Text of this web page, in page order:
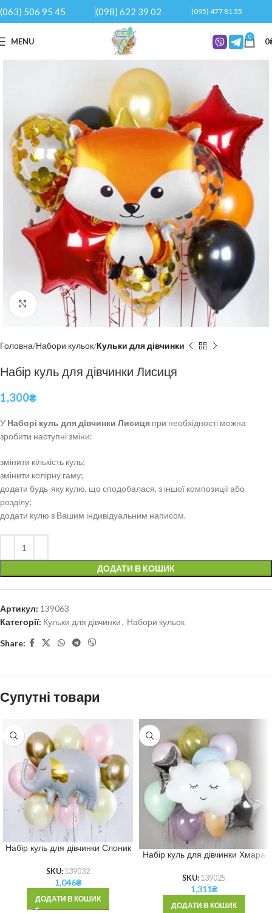
(063) 506 95 45 (098) 622 39 02 (095) 477 81 35
MENU 0 0
Click to enlarge
Головна Набори кульок Кульки для дівчинки
Набір куль для дівчинки Лисиця
1,300₴
У Наборі куль для дівчинки Лисиця при необхідності можна
зробити наступні зміни:
змінити кількість куль;
змінити колірну гаму;
додати будь-яку кулю, що сподобалася, з іншої композиції або
розділу;
додати кулю з Вашим індивідуальним написом.
ДОДАТИ В КОШИК
Артикул: 139063
Категорії: Кульки для дівчинки, Набори кульок
Share:
Супутні товари
Набір куль для дівчинки Слоник
SKU: 139032
1,046₴
ДОДАТИ В КОШИК
Набір куль для дівчинки Хмара
SKU: 139025
1,311₴
ДОДАТИ В КОШИК